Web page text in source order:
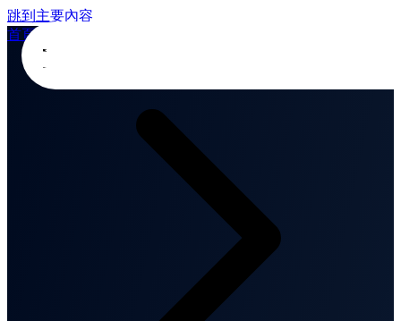
跳到主要內容
首頁